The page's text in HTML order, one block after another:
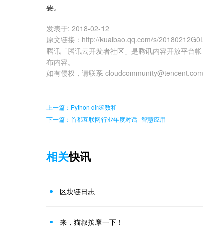
要。
发表于: 2018-02-12
原文链接 ： http://kuaibao.qq.com/s/
腾讯「腾讯云开发者社区」是腾讯内容开放平台
布内容。
如有侵权，请联系 cloudcommunity@tencent.com
上一篇：Python dir函数和
下一篇：首都互联网行业年度对话--智慧应用
相关快讯
区块链日志
来，猫叔按摩一下！